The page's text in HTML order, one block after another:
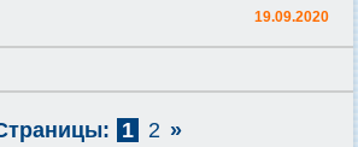
19.09.2020
1 2 »